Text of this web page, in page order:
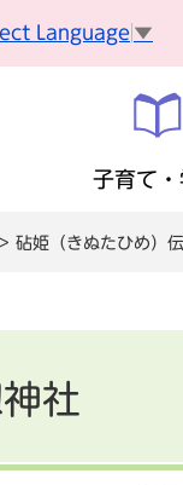
Language ▼
金
全・安心
子育て
砧姫（きぬたひめ）
社